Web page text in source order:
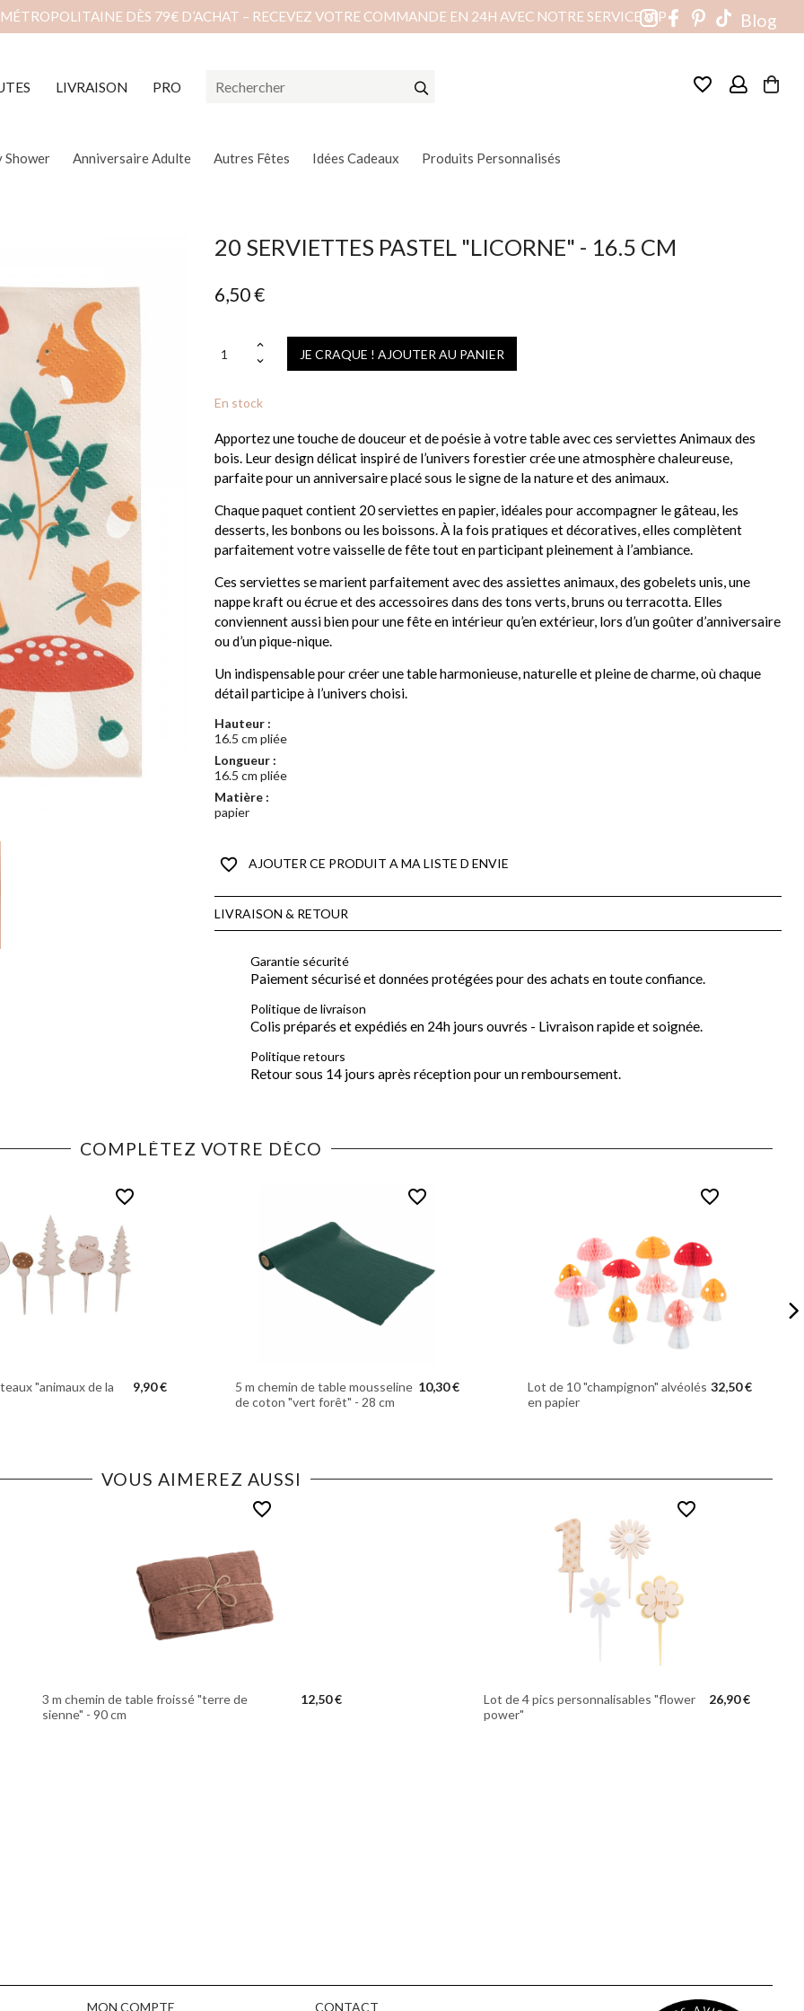
Blog
DÈS 79€ D’ACHAT – RECEVEZ VOTRE COMMANDE EN 24H AVEC NOTRE SERVICE VIP
LIVRAISON PRO favorite_border
Shower Anniversaire Adulte Autres Fêtes Idées Cadeaux Produits Personnalisés
20 SERVIETTES PASTEL "LICORNE" - 16.5 CM
6,50 €
JE CRAQUE ! AJOUTER AU PANIER
En stock
Apportez une touche de douceur et de poésie à votre table avec ces serviettes Animaux des
bois. Leur design délicat inspiré de l’univers forestier crée une atmosphère chaleureuse,
parfaite pour un anniversaire placé sous le signe de la nature et des animaux.
Chaque paquet contient 20 serviettes en papier, idéales pour accompagner le gâteau, les
desserts, les bonbons ou les boissons. À la fois pratiques et décoratives, elles complètent
parfaitement votre vaisselle de fête tout en participant pleinement à l’ambiance.
Ces serviettes se marient parfaitement avec des assiettes animaux, des gobelets unis, une
nappe kraft ou écrue et des accessoires dans des tons verts, bruns ou terracotta. Elles
conviennent aussi bien pour une fête en intérieur qu’en extérieur, lors d’un goûter d’anniversaire
ou d’un pique-nique.
Un indispensable pour créer une table harmonieuse, naturelle et pleine de charme, où chaque
détail participe à l’univers choisi.
Hauteur :
16.5 cm pliée
Longueur :
16.5 cm pliée
Matière :
papier
favorite_border AJOUTER CE PRODUIT A MA LISTE D ENVIE
LIVRAISON & RETOUR
Garantie sécurité
Paiement sécurisé et données protégées pour des achats en toute confiance.
Politique de livraison
Colis préparés et expédiés en 24h jours ouvrés - Livraison rapide et soignée.
Politique retours
Retour sous 14 jours après réception pour un remboursement.
COMPLÉTEZ VOTRE DÉCO
favorite_border
"animaux de la
9,90 €
favorite_border
5 m chemin de table mousseline
de coton "vert forêt" - 28 cm
10,30 €
favorite_border
Lot de 10 "champignon" alvéolés
en papier
32,50 €
VOUS AIMEREZ AUSSI
favorite_border
3 m chemin de table froissé "terre de
sienne" - 90 cm
12,50 €
favorite_border
Lot de 4 pics personnalisables "flower
power"
26,90 €
MON COMPTE CONTACT